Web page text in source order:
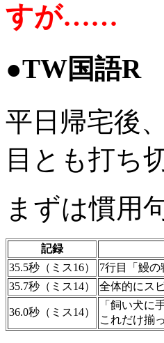
すが……
●TW国語R
平日帰宅後
目とも打ち
まずは慣用
記録
35.5秒（ミス16）
7行目「鰻
35.7秒（ミス14）
全体的にス
36.0秒（ミス14）
「飼い犬に
これだけ揃